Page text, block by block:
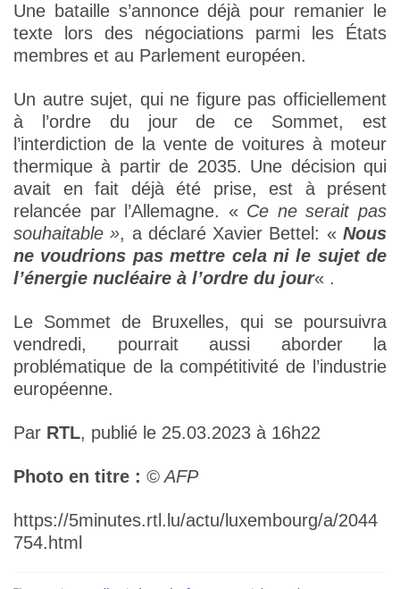
Une bataille s’annonce déjà pour remanier le
texte lors des négociations parmi les États
membres et au Parlement européen.
Un autre sujet, qui ne figure pas officiellement
à l’ordre du jour de ce Sommet, est
l’interdiction de la vente de voitures à moteur
thermique à partir de 2035. Une décision qui
avait en fait déjà été prise, est à présent
relancée par l’Allemagne. « Ce ne serait pas
souhaitable », a déclaré Xavier Bettel: «Nous
ne voudrions pas mettre cela ni le sujet de
l’énergie nucléaire à l’ordre du jour« .
Le Sommet de Bruxelles, qui se poursuivra
vendredi, pourrait aussi aborder la
problématique de la compétitivité de l’industrie
européenne.
Par RTL, publié le 25.03.2023 à 16h22
Photo en titre : © AFP
https://5minutes.rtl.lu/actu/luxembourg/a/2044
754.html